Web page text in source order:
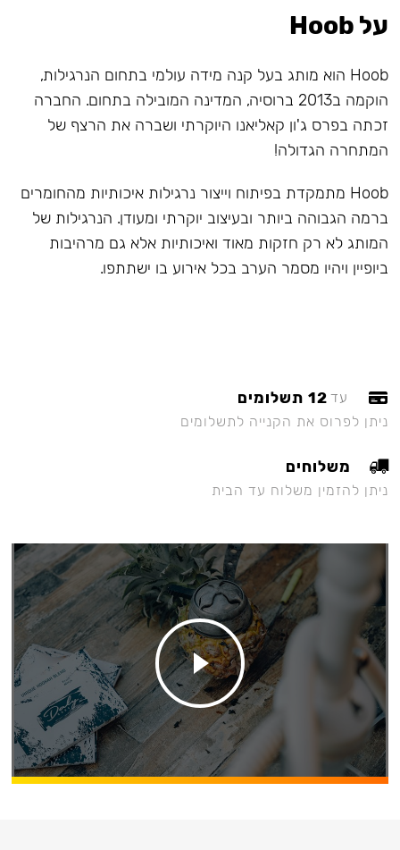
על Hoob
Hoob הוא מותג בעל קנה מידה עולמי בתחום הנרגילות,
הוקמה ב2013 ברוסיה, המדינה המובילה בתחום. החברה
זכתה בפרס ג'ון קאליאנו היוקרתי ושברה את הרצף של
המתחרה הגדולה!
Hoob מתמקדת בפיתוח וייצור נרגילות איכותיות מהחומרים
ברמה הגבוהה ביותר ובעיצוב יוקרתי ומעודן. הנרגילות של
המותג לא רק חזקות מאוד ואיכותיות אלא גם מרהיבות
ביופיין ויהיו מסמר הערב בכל אירוע בו ישתתפו.
עד 12 תשלומים
ניתן לפרוס את הקנייה לתשלומים
משלוחים
ניתן להזמין משלוח עד הבית